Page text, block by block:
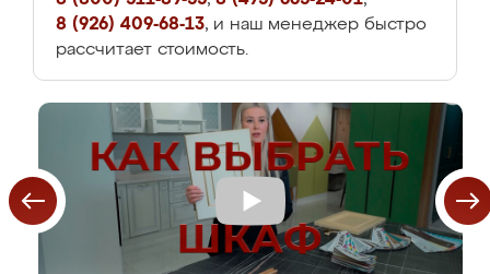
8 (926) 409-68-13, и наш менеджер быстро
рассчитает стоимость.